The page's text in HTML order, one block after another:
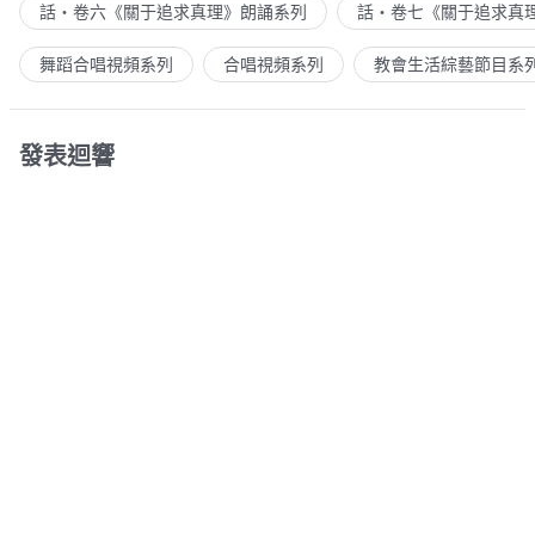
話・卷六《關于追求真理》朗誦系列 話・卷七《關于追求真
舞蹈合唱視頻系列 合唱視頻系列 教會生活綜藝節目系
發表迴響